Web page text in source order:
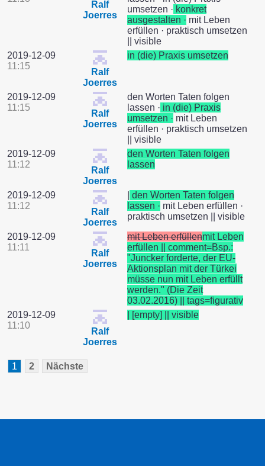
Ralf
Joerres
umsetzen · konkret
ausgestalten · mit Leben
erfüllen · praktisch umsetzen
|| visible
2019-12-09
11:15
Ralf
Joerres
in (die) Praxis umsetzen
2019-12-09
11:15
Ralf
Joerres
den Worten Taten folgen
lassen · in (die) Praxis
umsetzen · mit Leben
erfüllen · praktisch umsetzen
|| visible
2019-12-09
11:12
Ralf
Joerres
den Worten Taten folgen
lassen
2019-12-09
11:12
Ralf
Joerres
den Worten Taten folgen
lassen · mit Leben erfüllen ·
praktisch umsetzen || visible
2019-12-09
11:11
Ralf
Joerres
mit Leben erfüllenmit Leben
erfüllen || comment=Bsp.:
"Juncker forderte, der EU-
Aktionsplan mit der Türkei
müsse nun mit Leben erfüllt
werden." (Die Zeit
03.02.2016) || tags=figurativ
2019-12-09
11:10
Ralf
Joerres
| [empty] || visible
1 2 Nächste